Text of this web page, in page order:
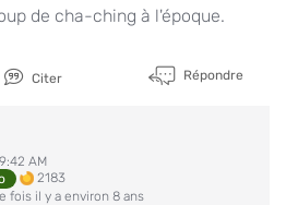
de cha-ching à l'époque.
Citer Répondre
AM
2183
fois il y a environ 8 ans